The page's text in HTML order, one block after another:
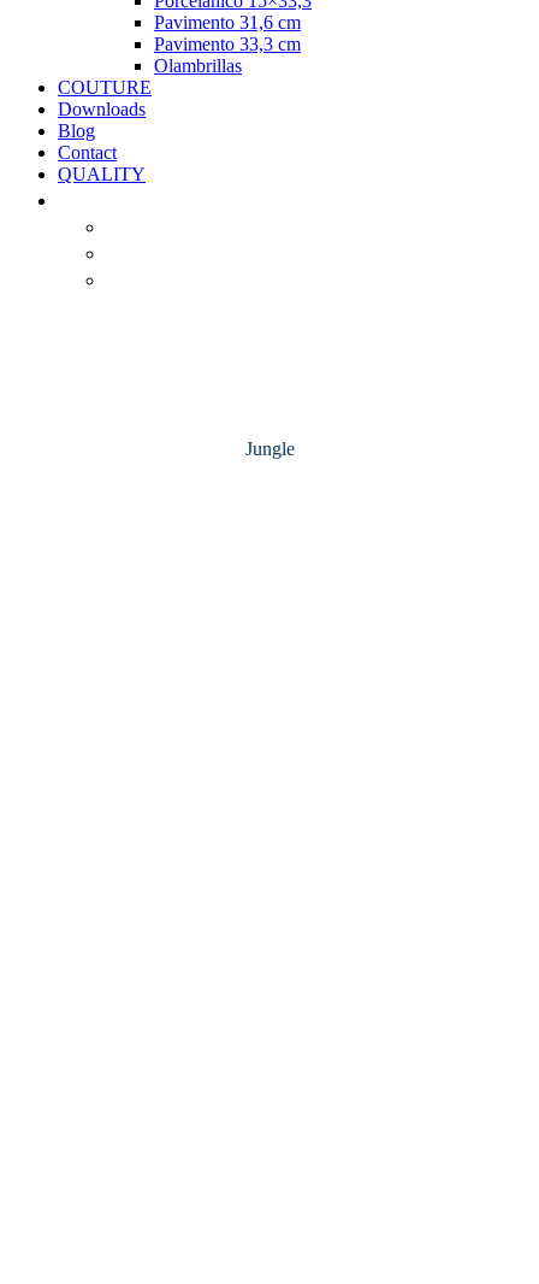
Pavimento 31,6 cm
Pavimento 33,3 cm
Olambrillas
COUTURE
Downloads
Blog
Contact
QUALITY
Jungle